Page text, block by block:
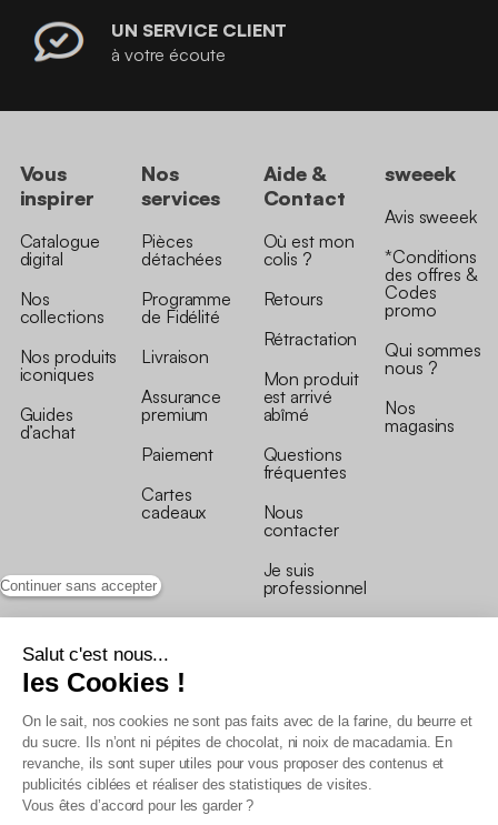
Continuer sans accepter
Salut c'est nous...
les Cookies !
On le sait, nos cookies ne sont pas faits avec de la farine, du beurre et
du sucre. Ils n’ont ni pépites de chocolat, ni noix de macadamia. En
revanche, ils sont super utiles pour vous proposer des contenus et
publicités ciblées et réaliser des statistiques de visites.
Vous êtes d’accord pour les garder ?
UN SERVICE CLIENT
à votre écoute
Vous
inspirer
Catalogue
digital
Nos
collections
Nos produits
iconiques
Guides
d’achat
Nos
services
Pièces
détachées
Programme
de Fidélité
Livraison
Assurance
premium
Paiement
Cartes
cadeaux
Aide &
Contact
Où est mon
colis ?
Retours
Rétractation
Mon produit
est arrivé
abîmé
Questions
fréquentes
Nous
contacter
Je suis
professionnel
sweeek
Avis sweeek
*Conditions
des offres &
Codes
promo
Qui sommes
nous ?
Nos
magasins
Conditions générales de vente
Conditions générales du programme de fidélité
Charte de données personnelles
Conditions générales de vente Pro
Déclaration d’accessibilité